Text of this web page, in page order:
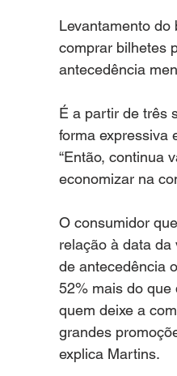
Levantamento
comprar bilhetes
antecedência
É a partir de três
forma expressiva
“Então, continua
economizar na
O consumidor
relação à data
de antecedência
52% mais do que
quem deixe a
grandes
explica Martins.